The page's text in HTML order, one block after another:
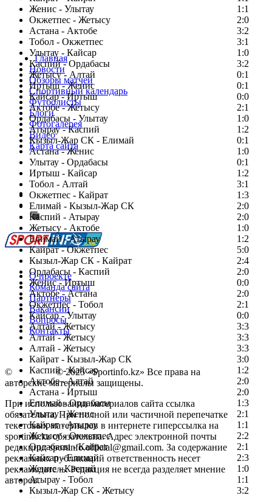
Женис - Улытау
1:1
Окжетпес - Жетысу
2:0
Астана - Актобе
3:2
Тобол - Окжетпес
3:1
Улытау - Кайсар
1:0
Каспий - Ордабасы
3:2
Жетысу - Алтай
0:1
Иртыш - Женис
0:1
Кайсар - Иртыш
0:0
Актобе - Жетысу
2:1
Ордабасы - Улытау
1:0
Атырау - Каспий
1:2
Кызыл-Жар СК - Елимай
0:1
Астана - Женис
1:0
Улытау - Ордабасы
0:1
Иртыш - Кайсар
1:2
Тобол - Алтай
3:1
Окжетпес - Кайрат
1:3
Елимай - Кызыл-Жар СК
2:0
Каспий - Атырау
2:0
Жетысу - Актобе
1:0
Елимай - Атырау
1:2
Кайрат - Окжетпес
5:0
Кызыл-Жар СК - Кайрат
2:4
Ордабасы - Каспий
2:0
Женис - Иртыш
0:0
Актобе - Астана
2:0
Окжетпес - Тобол
2:1
Кайсар - Улытау
0:0
Алтай - Жетысу
3:3
Алтай - Жетысу
3:3
Алтай - Жетысу
3:3
Кайрат - Кызыл-Жар СК
3:0
Каспий - Кайсар
1:2
Актобе - Алтай
2:0
Астана - Иртыш
2:0
Елимай - Ордабасы
1:3
Улытау - Женис
2:1
Кайрат - Атырау
1:1
Жетысу - Окжетпес
2:2
Ордабасы - Кайрат
2:1
Кайсар - Елимай
2:3
Женис - Каспий
1:0
Атырау - Тобол
1:1
Кызыл-Жар СК - Жетысу
3:2
Главная
Новости
Обзоры матчей
Спортивный календарь
Футболисты
Блоги
Фотогалерея
Видео
Карта сайта
Есть идея?
Сообщить о мероприятии
Перейти на старый сайт
О проекте
Команда сайта
Партнеры
Вакансии
Вопросы
Контакты
© Copyright© 2025 «Sportinfo.kz» Все права на
авторские материалы защищены.
При использовании материалов сайта ссылка
обязательна. При полной или частичной перепечатке
текстовых материалов в интернете гиперссылка на
sportinfo.kz обязательна. Адрес электронной почты
редакции: sportinfo.official@gmail.com. За содержание
рекламных публикаций ответственность несет
рекламодатель. Редакция не всегда разделяет мнение
авторов.